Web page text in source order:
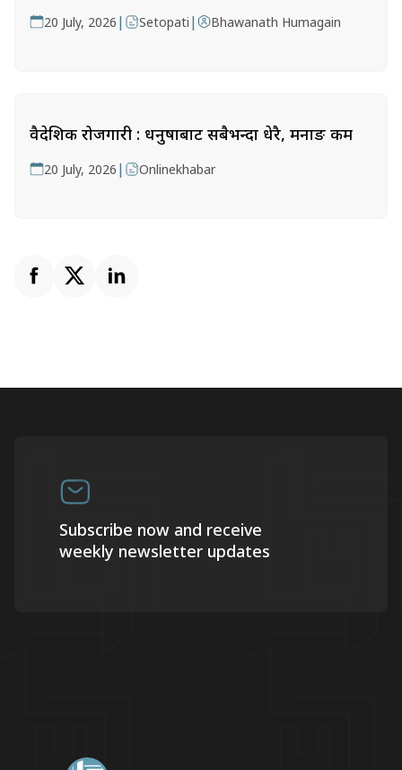
20 July, 2026 | Setopati | Bhawanath Humagain
वैदेशिक रोजगारी : धनुषाबाट सबैभन्दा धेरै, मनाङ कम
20 July, 2026 | Onlinekhabar
Subscribe now and receive
weekly newsletter updates